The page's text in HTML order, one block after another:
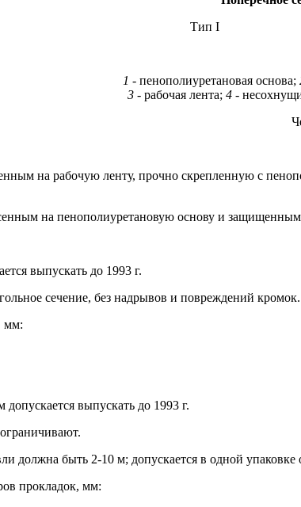
Тип I
1 - пенополиуретановая основа;
3 - рабочая лента; 4-
на рабочую ленту, прочно скрепленную с
на пенополиуретановую основу и защищенным
выпускать до 1993 г.
сечение, без надрывов и повреждений кромок.
мм:
выпускать до 1993 г.
должна быть 2-10 м; допускается в одной
прокладок, мм: